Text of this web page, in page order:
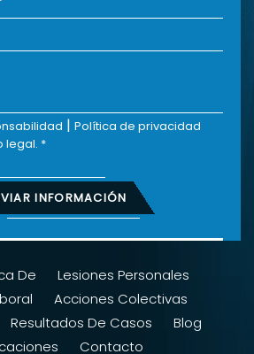
| Política de privacidad
legal. *
De
Lesiones Personales
Acciones Colectivas
Resultados De Casos
Blog
Contacto